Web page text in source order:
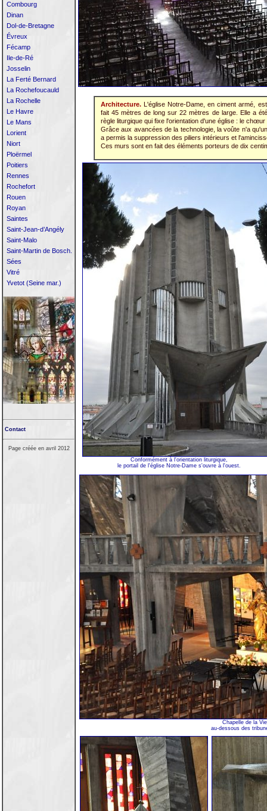
Combourg
Dinan
Dol-de-Bretagne
Évreux
Fécamp
Ile-de-Ré
Josselin
La Ferté Bernard
La Rochefoucauld
La Rochelle
Le Havre
Le Mans
Lorient
Niort
Ploërmel
Poitiers
Rennes
Rochefort
Rouen
Royan
Saintes
Saint-Jean-d’Angély
Saint-Malo
Saint-Martin de Bosch.
Sées
Vitré
Yvetot (Seine mar.)
Contact
Page créée en avril 2012
Architecture. L'église Notre-Dame, en ciment armé,
fait 45 mètres de long sur 22 mètres de large. Elle a
règle liturgique qui fixe l'orientation d'une église : le
Grâce aux avancées de la technologie, la voûte n'a
a permis la suppression des piliers intérieurs et
Ces murs sont en fait des éléments porteurs de dix
Conformément à l'orientation liturgique,
le portail de l'église Notre-Dame s'ouvre à l'ouest.
Chapelle de la
au-dessous des